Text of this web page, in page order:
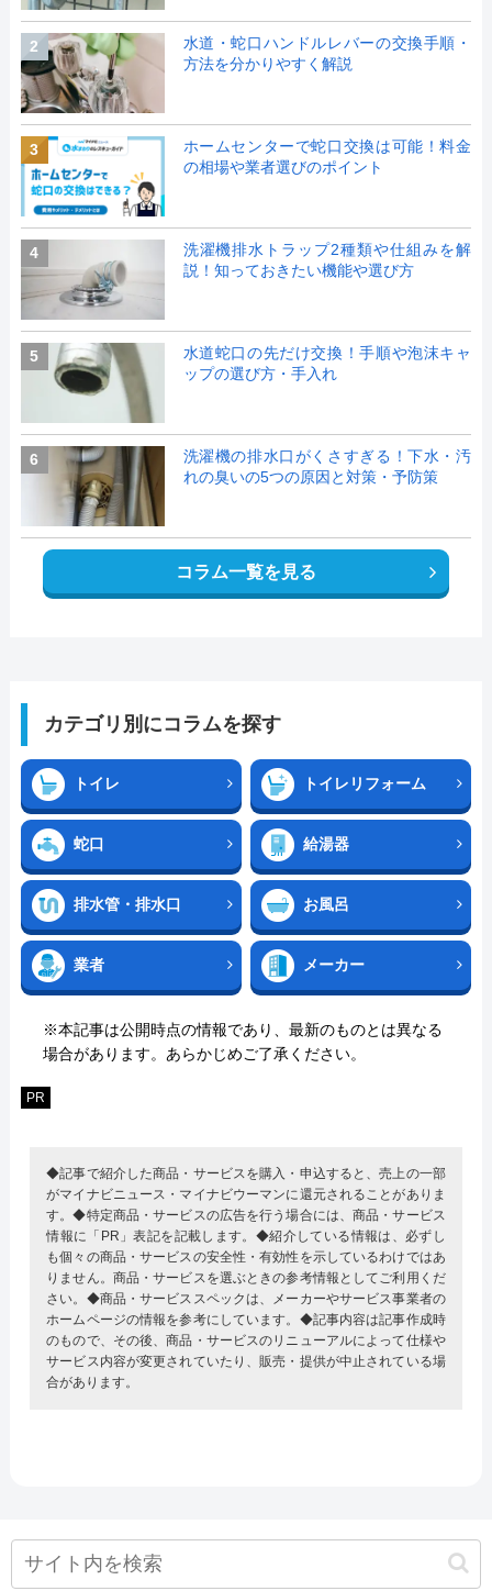
2
水道・蛇口ハンドルレバーの交換手順・
方法を分かりやすく解説
3
ホームセンターで蛇口交換は可能！料金
の相場や業者選びのポイント
4
洗濯機排水トラップ2種類や仕組みを解
説！知っておきたい機能や選び方
5
水道蛇口の先だけ交換！手順や泡沫キャ
ップの選び方・手入れ
6
洗濯機の排水口がくさすぎる！下水・汚
れの臭いの5つの原因と対策・予防策
コラム一覧を見る
カテゴリ別にコラムを探す
トイレ トイレリフォーム
蛇口 給湯器
排水管・排水口 お風呂
業者 メーカー
※本記事は公開時点の情報であり、最新のものとは異なる
場合があります。あらかじめご了承ください。
PR
◆記事で紹介した商品・サービスを購入・申込すると、売上の一部
がマイナビニュース・マイナビウーマンに還元されることがありま
す。◆特定商品・サービスの広告を行う場合には、商品・サービス
情報に「PR」表記を記載します。◆紹介している情報は、必ずし
も個々の商品・サービスの安全性・有効性を示しているわけではあ
りません。商品・サービスを選ぶときの参考情報としてご利用くだ
さい。◆商品・サービススペックは、メーカーやサービス事業者の
ホームページの情報を参考にしています。◆記事内容は記事作成時
のもので、その後、商品・サービスのリニューアルによって仕様や
サービス内容が変更されていたり、販売・提供が中止されている場
合があります。